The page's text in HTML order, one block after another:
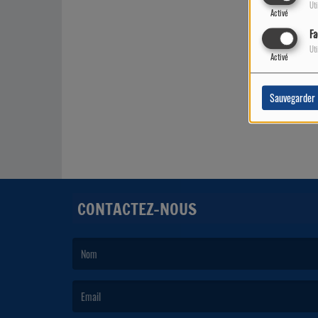
Activé
Activé
Sauvegarder
CONTACTEZ-NOUS